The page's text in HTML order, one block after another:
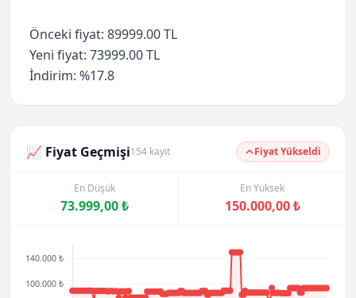
Önceki fiyat: 89999.00 TL
Yeni fiyat: 73999.00 TL
İndirim: %17.8
📈 Fiyat Geçmişi154 kayıt Fiyat Yükseldi
En Düşük
73.999,00 ₺
En Yüksek
150.000,00 ₺